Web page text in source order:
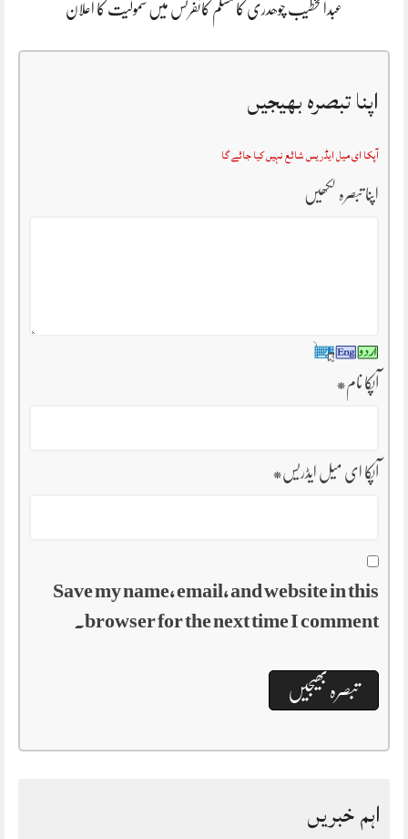
عبدالخطیب چوھدری کا مسلم کانفرنس میں شمولیت کا اعلان
اپنا تبصرہ بھیجیں
آپکا ای میل ایڈریس شائع نہیں کیا جائے گا
اپنا تبصرہ لکھیں
آپکا نام*
آپکا ای میل ایڈریس*
Save my name, email, and website in this
browser for the next time I comment.
اہم خبریں